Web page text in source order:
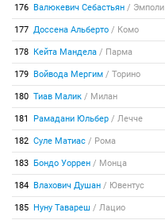
176 Валюкевич Себастьян / Эмполи
177 Доссена Альберто / Комо
178 Кейта Мандела / Парма
179 Войвода Мергим / Торино
180 Тиав Малик / Милан
181 Рамадани Юльбер / Лечче
182 Суле Матиас / Рома
183 Бондо Уоррен / Монца
184 Влахович Душан / Ювентус
185 Нуну Тавареш / Лацио